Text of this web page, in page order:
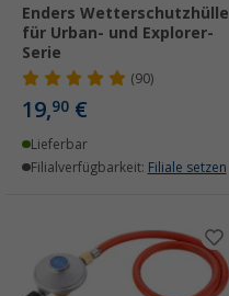
Enders Wetterschutzhülle
für Urban- und Explorer-
Serie
(90)
19,90 €
Lieferbar
Filialverfügbarkeit: Filiale setzen